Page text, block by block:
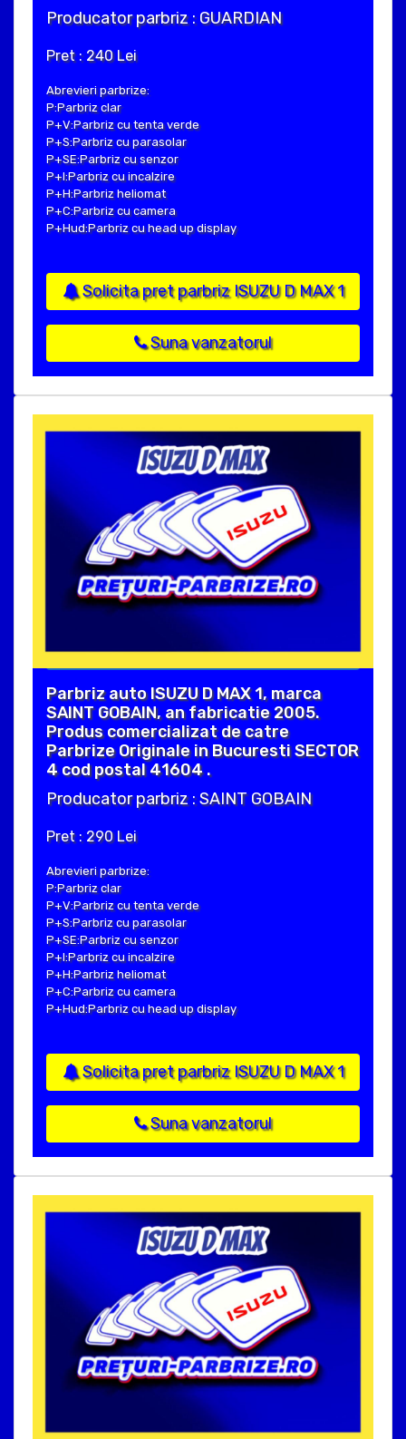
Producator parbriz : GUARDIAN
Pret : 240 Lei
Abrevieri parbrize:
P:Parbriz clar
P+V:Parbriz cu tenta verde
P+S:Parbriz cu parasolar
P+SE:Parbriz cu senzor
P+I:Parbriz cu incalzire
P+H:Parbriz heliomat
P+C:Parbriz cu camera
P+Hud:Parbriz cu head up display
Solicita pret parbriz ISUZU D MAX 1
Suna vanzatorul
Parbriz auto ISUZU D MAX 1, marca
SAINT GOBAIN, an fabricatie 2005.
Produs comercializat de catre
Parbrize Originale in Bucuresti SECTOR
4 cod postal 41604 .
Producator parbriz : SAINT GOBAIN
Pret : 290 Lei
Abrevieri parbrize:
P:Parbriz clar
P+V:Parbriz cu tenta verde
P+S:Parbriz cu parasolar
P+SE:Parbriz cu senzor
P+I:Parbriz cu incalzire
P+H:Parbriz heliomat
P+C:Parbriz cu camera
P+Hud:Parbriz cu head up display
Solicita pret parbriz ISUZU D MAX 1
Suna vanzatorul